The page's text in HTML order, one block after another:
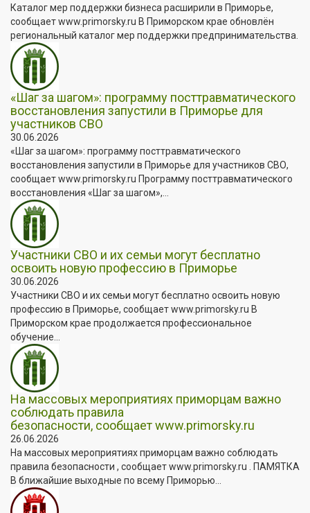
Каталог мер поддержки бизнеса расширили в Приморье,
сообщает www.primorsky.ru В Приморском крае обновлён
региональный каталог мер поддержки предпринимательства.
«Шаг за шагом»: программу посттравматического
восстановления запустили в Приморье для
участников СВО
30.06.2026
«Шаг за шагом»: программу посттравматического
восстановления запустили в Приморье для участников СВО,
сообщает www.primorsky.ru Программу посттравматического
восстановления «Шаг за шагом»,...
Участники СВО и их семьи могут бесплатно
освоить новую профессию в Приморье
30.06.2026
Участники СВО и их семьи могут бесплатно освоить новую
профессию в Приморье, сообщает www.primorsky.ru В
Приморском крае продолжается профессиональное
обучение...
На массовых мероприятиях приморцам важно
соблюдать правила
безопасности, сообщает www.primorsky.ru
26.06.2026
На массовых мероприятиях приморцам важно соблюдать
правила безопасности , сообщает www.primorsky.ru . ПАМЯТКА
В ближайшие выходные по всему Приморью...